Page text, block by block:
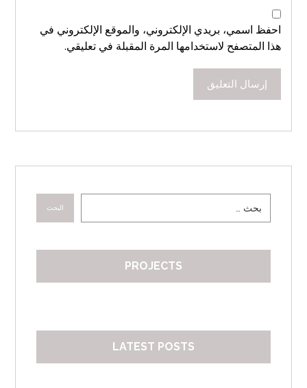
احفظ اسمي، بريدي الإلكتروني، والموقع الإلكتروني في
هذا المتصفح لاستخدامها المرة المقبلة في تعليقي.
إرسال التعليق
البحث
PROJECTS
LATEST POSTS